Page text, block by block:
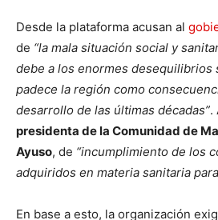
Desde la plataforma acusan al
de “la mala situación social y
debe a los enormes desequilibrios
padece la región como
desarrollo de las últimas décadas”.
presidenta de la Comunidad de
Ayuso, de “incumplimiento de los
adquiridos en materia sanitaria
En base a esto, la organización